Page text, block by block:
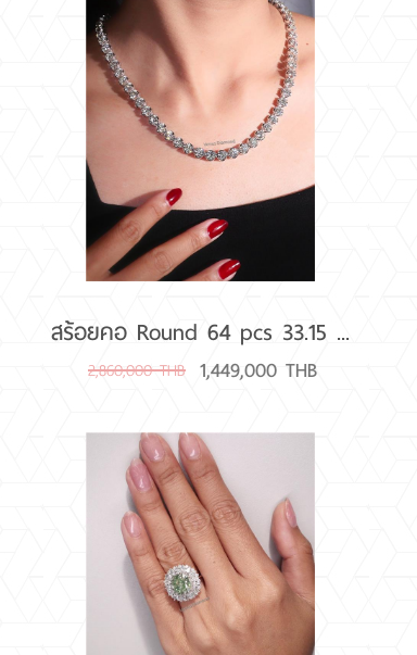
สร้อยคอ Round 64 pcs 33.15 ...
2,860,000 THB 1,449,000 THB